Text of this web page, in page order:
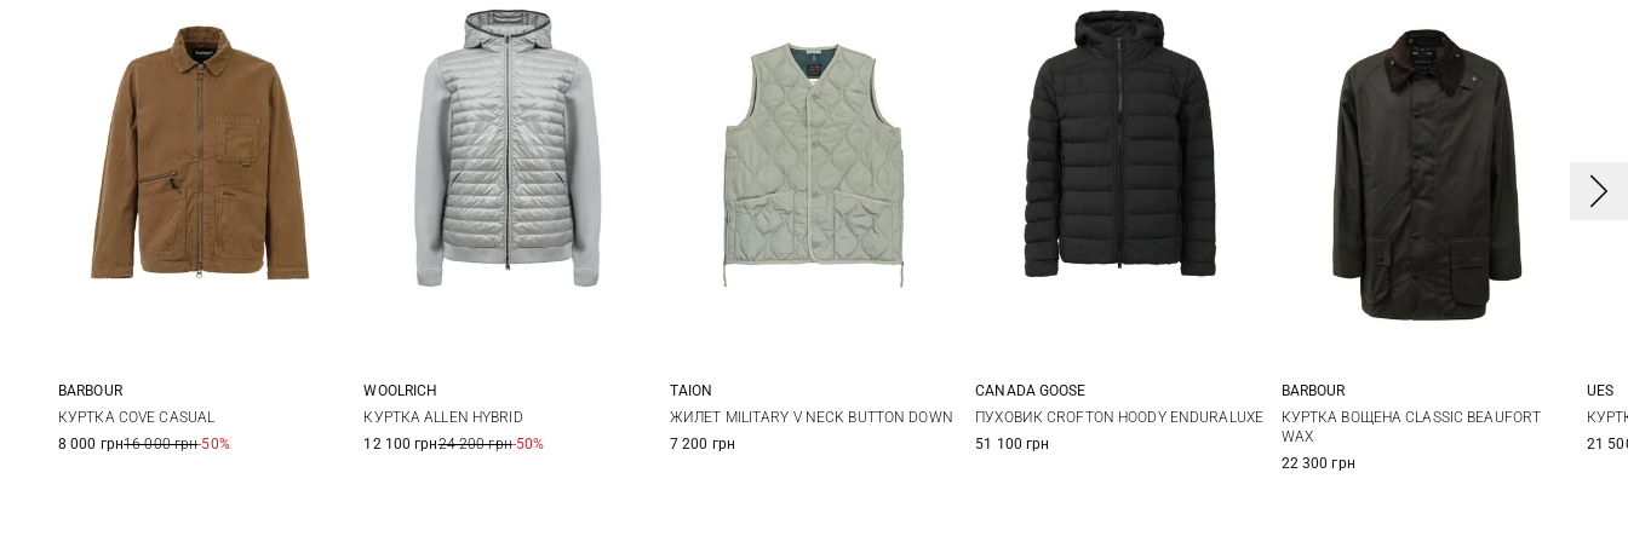
M L
BARBOUR
КУРТКА COVE CASUAL
8 000 грн16 000 грн-50%
M L
WOOLRICH
КУРТКА ALLEN HYBRID
12 100 грн24 200 грн-50%
S M L XL
TAION
ЖИЛЕТ MILITARY V NECK BUTTON DOWN
7 200 грн
M L XL XXL
CANADA GOOSE
ПУХОВИК CROFTON HOODY ENDURALUXE
51 100 грн
36 38 40 42
44
BARBOUR
КУРТКА ВОЩЕНА CLASSIC BEAUFORT
WAX
22 300 грн
M
UES
21